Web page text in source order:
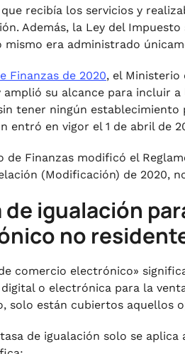
recibía los servicios y
Además, la Ley del
mismo era administrado
Finanzas de 2020, el Ministerio
amplió su alcance para incluir
tener ningún
entró en vigor el 1 de abril de
de Finanzas modificó el
(Modificación) de 2020,
de igualación
no
comercio electrónico»
o electrónica para la
solo están cubiertos aquellos
de igualación solo se